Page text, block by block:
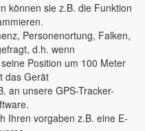
können sie z.B. die Funktion
Personenortung, Falken,
d.h. wenn
Position um 100 Meter
das Gerät
an unsere GPS-Tracker-
Ihren vorgaben z.B. eine E-